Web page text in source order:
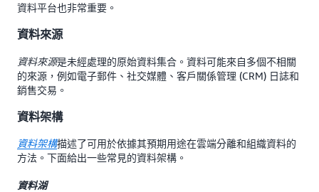
資料平台也非常重要。
資料來源
資料來源是未經處理的原始資料集合。資料可能來自多個不相關
的來源，例如電子郵件、社交媒體、客戶關係管理 (CRM) 日誌和
銷售交易。
資料架構
資料架構描述了可用於依據其預期用途在雲端分離和組織資料的
方法。下面給出一些常見的資料架構。
資料湖